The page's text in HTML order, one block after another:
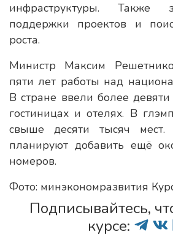
инфраструктуры. Также
поддержки проектов и
роста.
Министр Максим
пяти лет работы над
В стране ввели более
гостиницах и отелях. В
свыше десяти тысяч
планируют добавить ещё
номеров.
Фото: минэкономразвития
Подписывайтесь,
курсе: